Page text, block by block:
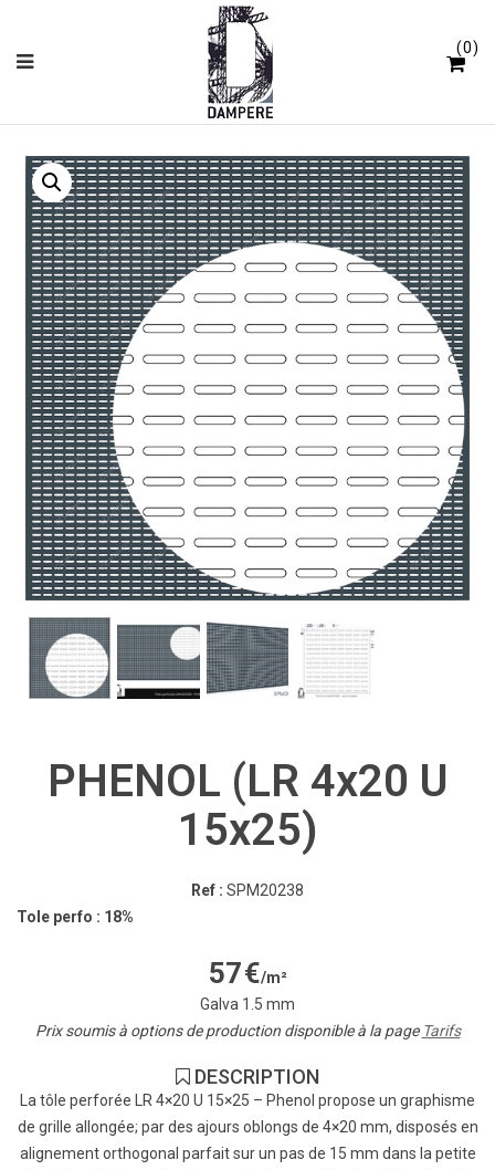
0
PHENOL (LR 4x20 U
15x25)
Ref : SPM20238
Tole perfo : 18%
57€/m²
Galva 1.5 mm
Prix soumis à options de production disponible à la page Tarifs
DESCRIPTION
La tôle perforée LR 4×20 U 15×25 – Phenol propose un graphisme
de grille allongée; par des ajours oblongs de 4×20 mm, disposés en
alignement orthogonal parfait sur un pas de 15 mm dans la petite
Panneau de gestion des cookies